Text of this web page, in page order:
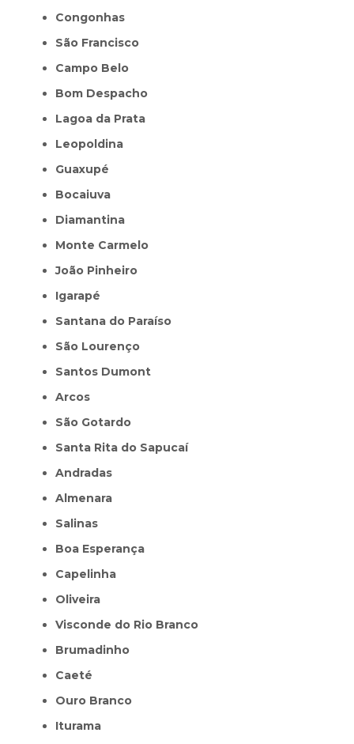
Congonhas
São Francisco
Campo Belo
Bom Despacho
Lagoa da Prata
Leopoldina
Guaxupé
Bocaiuva
Diamantina
Monte Carmelo
João Pinheiro
Igarapé
Santana do Paraíso
São Lourenço
Santos Dumont
Arcos
São Gotardo
Santa Rita do Sapucaí
Andradas
Almenara
Salinas
Boa Esperança
Capelinha
Oliveira
Visconde do Rio Branco
Brumadinho
Caeté
Ouro Branco
Iturama